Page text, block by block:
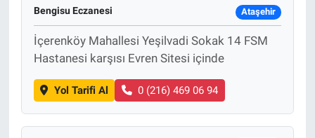
Bengisu Eczanesi Ataşehir
İçerenköy Mahallesi Yeşilvadi Sokak 14 FSM
Hastanesi karşısı Evren Sitesi içinde
Yol Tarifi Al 0 (216) 469 06 94